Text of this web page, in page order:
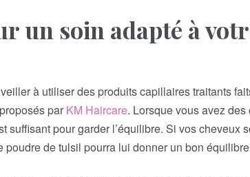
un soin adapté à
à utiliser des produits capillaires traitants
par KM Haircare. Lorsque vous avez
suffisant pour garder l’équilibre. Si vos cheveux
poudre de tulsil pourra lui donner un bon équilibre